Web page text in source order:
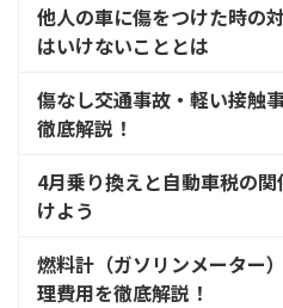
他人の車に傷をつけた時の
はいけないこととは
傷なし交通事故・軽い接触
徹底解説！
4月乗り換えと自動車税の
けよう
燃料計（ガソリンメーター
理費用を徹底解説！